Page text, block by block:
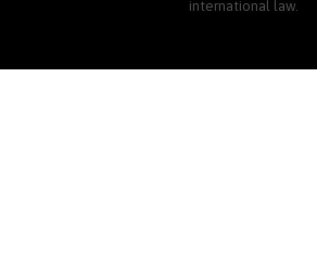
international law.